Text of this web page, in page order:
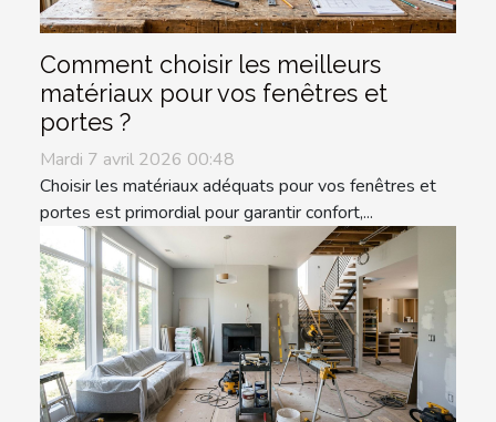
Comment choisir les meilleurs
matériaux pour vos fenêtres et
portes ?
Mardi 7 avril 2026 00:48
Choisir les matériaux adéquats pour vos fenêtres et
portes est primordial pour garantir confort,...